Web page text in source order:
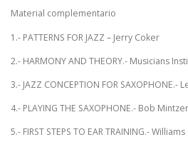
Material complementario
1.- PATTERNS FOR JAZZ – Jerry Coker
2.- HARMONY AND THEORY.- Musicians
3.- JAZZ CONCEPTION FOR SAXOPHONE.-
4.- PLAYING THE SAXOPHONE.- Bob Mintzer
5.- FIRST STEPS TO EAR TRAINING.-